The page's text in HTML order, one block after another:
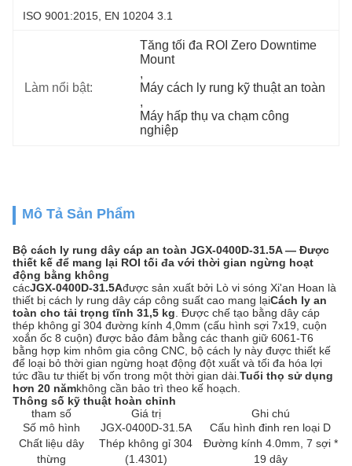
ISO 9001:2015, EN 10204 3.1
Làm nổi bật:
Tăng tối đa ROI Zero Downtime
Mount
,
Máy cách ly rung kỹ thuật an toàn
,
Máy hấp thụ va chạm công
nghiệp
Mô Tả Sản Phẩm
Bộ cách ly rung dây cáp an toàn JGX-0400D-31.5A — Được
thiết kế để mang lại ROI tối đa với thời gian ngừng hoạt
động bằng không
cácJGX-0400D-31.5Ađược sản xuất bởi Lò vi sóng Xi'an Hoan là
thiết bị cách ly rung dây cáp công suất cao mang lạiCách ly an
toàn cho tải trọng tĩnh 31,5 kg . Được chế tạo bằng dây cáp
thép không gỉ 304 đường kính 4,0mm (cấu hình sợi 7x19, cuộn
xoắn ốc 8 cuộn) được bảo đảm bằng các thanh giữ 6061-T6
bằng hợp kim nhôm gia công CNC, bộ cách ly này được thiết kế
để loại bỏ thời gian ngừng hoạt động đột xuất và tối đa hóa lợi
tức đầu tư thiết bị vốn trong một thời gian dài. Tuổi thọ sử dụng
hơn 20 nămkhông cần bảo trì theo kế hoạch.
Thông số kỹ thuật hoàn chỉnh
tham số
Giá trị
Ghi chú
Số mô hình
JGX-0400D-31.5A
Cấu hình đinh ren loại D
Chất liệu dây
thừng
Thép không gỉ 304
(1.4301)
Đường kính 4.0mm, 7 sợi *
19 dây